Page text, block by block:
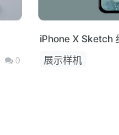
0
iPhone X
展示样机